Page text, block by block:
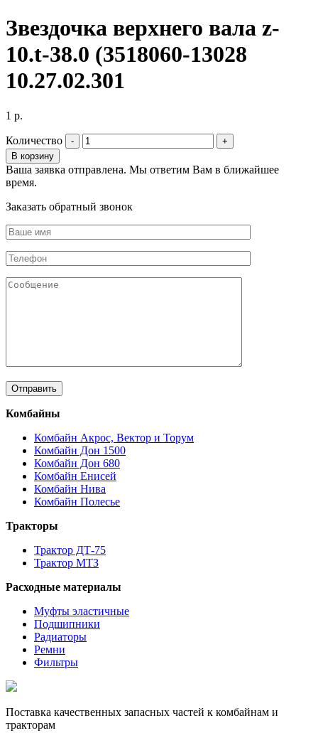
Звездочка верхнего вала z-
10.t-38.0 (3518060-13028
10.27.02.301
1 р.
Количество
В корзину
Ваша заявка отправлена. Мы ответим Вам в ближайшее
время.
Заказать обратный звонок
Комбайны
Комбайн Акрос, Вектор и Торум
Комбайн Дон 1500
Комбайн Дон 680
Комбайн Енисей
Комбайн Нива
Комбайн Полесье
Тракторы
Трактор ДТ-75
Трактор МТЗ
Расходные материалы
Муфты эластичные
Подшипники
Радиаторы
Ремни
Фильтры
Поставка качественных запасных частей к комбайнам и
тракторам